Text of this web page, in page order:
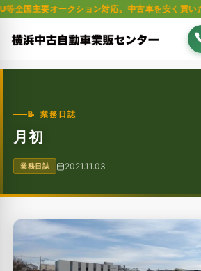
ション対応。中古車を安く買いたい・高く
📝 業務日誌
月初
業務日誌 2021.11.03